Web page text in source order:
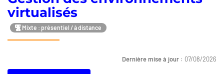
virtualisés
Mixte : présentiel / à distance
Dernière mise à jour : 07/08/2026